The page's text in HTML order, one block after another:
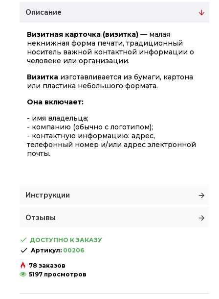
Описание
Визитная карточка (визитка) — малая
некнижная форма печати, традиционный
носитель важной контактной информации о
человеке или организации.
Визитка изготавливается из бумаги, картона
или пластика небольшого формата.
Она включает:
- имя владельца;
- компанию (обычно с логотипом);
- контактную информацию: адрес,
телефонный номер и/или адрес электронной
почты.
Инструкции
Отзывы
ДОСТУПНО К ЗАКАЗУ
Артикул: 00206
78 заказов
5197 просмотров